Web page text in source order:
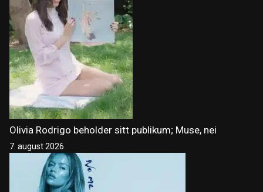
Olivia Rodrigo beholder sitt publikum; Muse, nei
7. august 2026